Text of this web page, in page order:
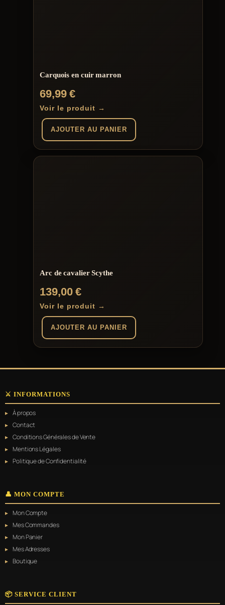
Carquois en cuir marron
69,99€
Voir le produit →
AJOUTER AU PANIER
Arc de cavalier Scythe
139,00€
Voir le produit →
AJOUTER AU PANIER
⚔️ INFORMATIONS
À propos
Contact
Conditions Générales de Vente
Mentions Légales
Politique de Confidentialité
👤 MON COMPTE
Mon Compte
Mes Commandes
Mon Panier
Mes Adresses
Boutique
📦 SERVICE CLIENT